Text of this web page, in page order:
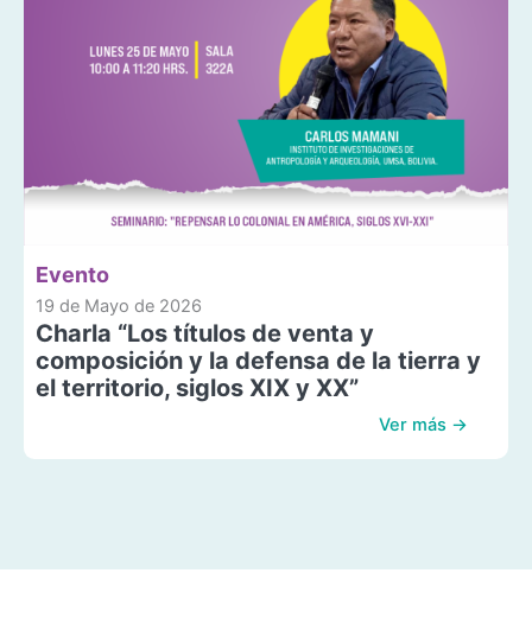
Evento
19 de Mayo de 2026
Charla “Los títulos de venta y
composición y la defensa de la tierra y
el territorio, siglos XIX y XX”
Ver más →